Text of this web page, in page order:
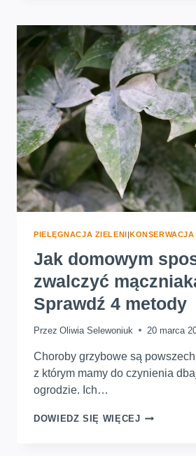
PIELĘGNACJA ZIELENI|
Jak domowym
zwalczyć
Sprawdź 4 metody
Przez Oliwia Selewoniuk 20 marca
Choroby grzybowe są
z którym mamy do czynienia
ogrodzie. Ich…
DOWIEDZ SIĘ WIĘCEJJAK